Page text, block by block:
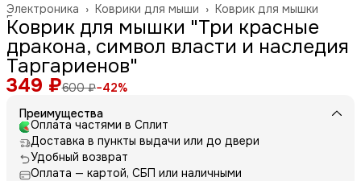
Коврик для мышки
Коврики для мыши ›
Электроника ›
Главная
Коврик для мышки "Три красные
дракона, символ власти и наследия
Таргариенов"
349 ₽600 ₽−42%
Преимущества
Оплата частями в Сплит
Доставка в пункты выдачи или до двери
Удобный возврат
Оплата — картой, СБП или наличными